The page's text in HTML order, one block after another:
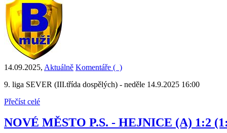
14.09.2025, Aktuálně Komentáře ( )
9. liga SEVER (III.třída dospělých) - neděle 14.9.2025 16:00
Přečíst celé
NOVÉ MĚSTO P.S. - HEJNICE (A) 1:2